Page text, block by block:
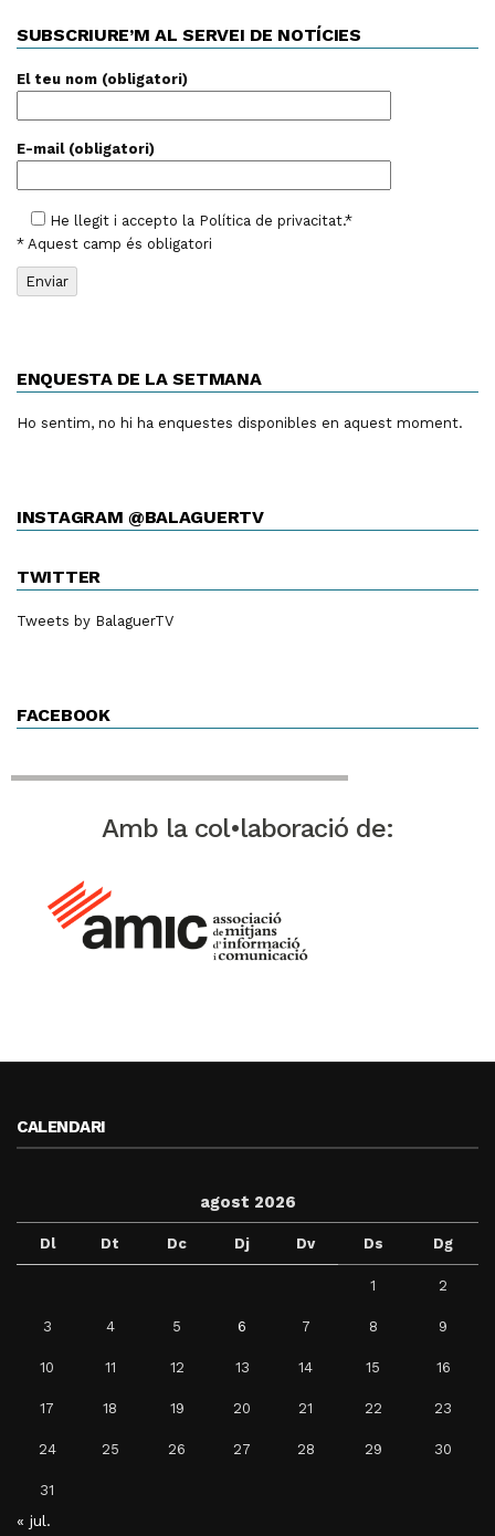
SUBSCRIURE’M AL SERVEI DE NOTÍCIES
El teu nom (obligatori)
E-mail (obligatori)
He llegit i accepto la Política de privacitat.*
* Aquest camp és obligatori
ENQUESTA DE LA SETMANA
Ho sentim, no hi ha enquestes disponibles en aquest moment.
INSTAGRAM @BALAGUERTV
TWITTER
Tweets by BalaguerTV
FACEBOOK
Amb la col•laboració de:
CALENDARI
agost 2026
Dl Dt Dc Dj Dv Ds Dg
1 2
3 4 5 6 7 8 9
10 11 12 13 14 15 16
17 18 19 20 21 22 23
24 25 26 27 28 29 30
31
« jul.